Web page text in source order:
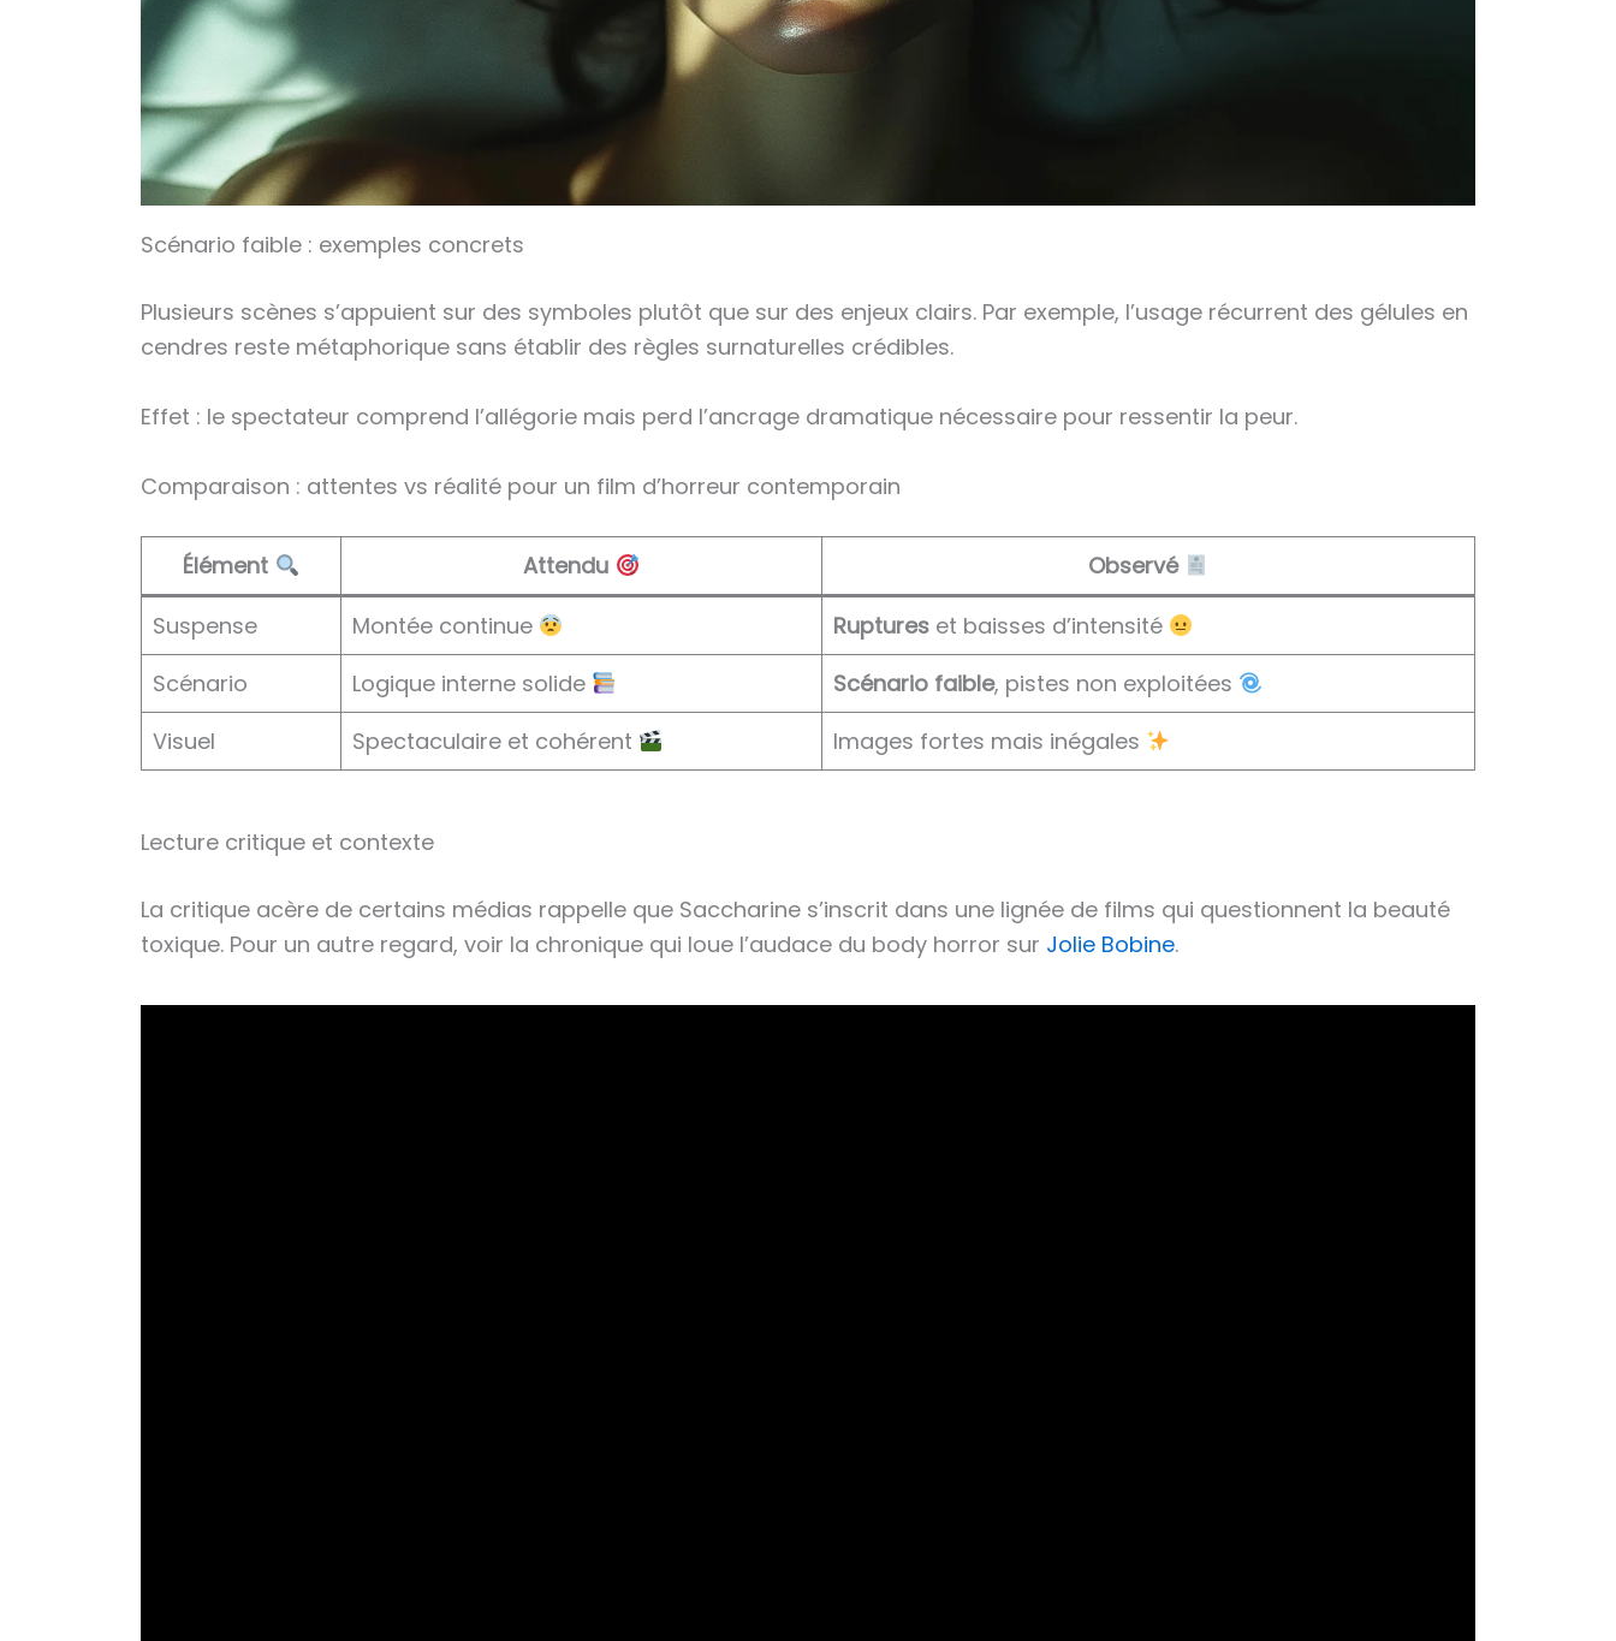
Scénario faible : exemples concrets
Plusieurs scènes s’appuient sur des symboles plutôt que sur des enjeux clairs. Par exemple, l’usage récurrent des gélules en
cendres reste métaphorique sans établir des règles surnaturelles crédibles.
Effet : le spectateur comprend l’allégorie mais perd l’ancrage dramatique nécessaire pour ressentir la peur.
Comparaison : attentes vs réalité pour un film d’horreur contemporain
Élément Attendu
Observé
Suspense
Montée continue Ruptures et baisses d’intensité
Scénario
Logique interne solide Scénario faible, pistes non exploitées
Visuel
Spectaculaire et cohérent Images fortes mais inégales
Lecture critique et contexte
La critique acère de certains médias rappelle que Saccharine s’inscrit dans une lignée de films qui questionnent la beauté
toxique. Pour un autre regard, voir la chronique qui loue l’audace du body horror sur Jolie Bobine.